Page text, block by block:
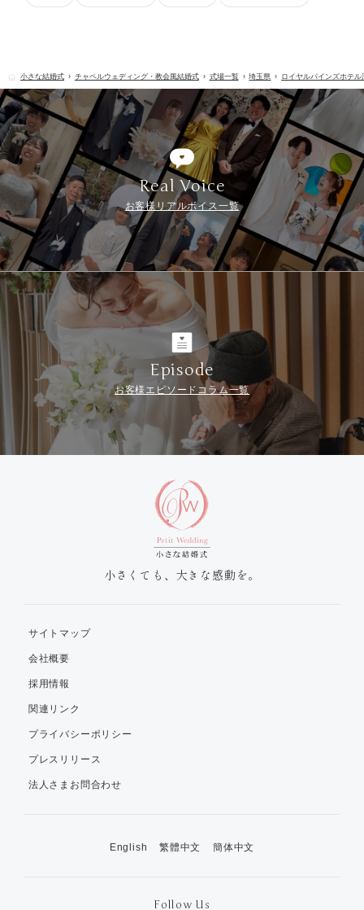
小さな結婚式 チャペルウェディング・教会風結婚式 式場一覧 埼玉県 ロイヤルパインズホテル
Real Voice
お客様リアルボイス一覧
Episode
お客様エピソードコラム一覧
小さくても、大きな感動を。
サイトマップ
会社概要
採用情報
関連リンク
プライバシーポリシー
プレスリリース
法人さまお問合わせ
English 繁體中文 簡体中文
Follow Us